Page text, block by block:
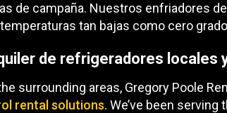
de campaña. Nuestros enfriadores
tan bajas como cero
de refrigeradores locales
surrounding areas, Gregory Poole
rental solutions. We’ve been